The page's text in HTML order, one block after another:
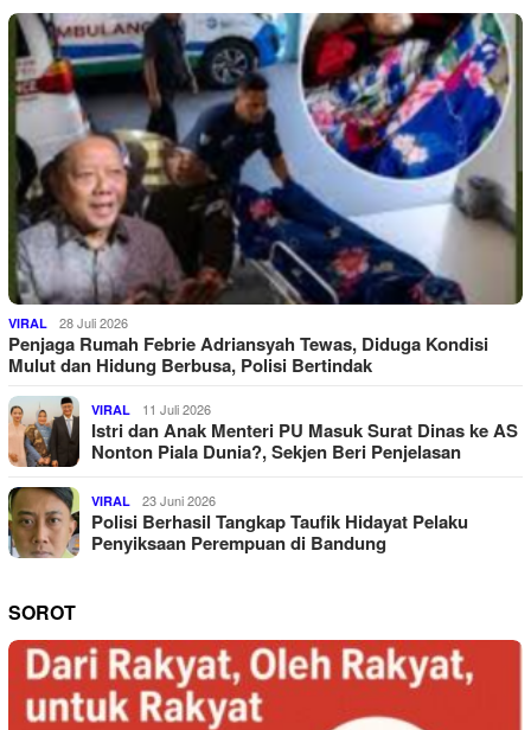
VIRAL 28 Juli 2026
Penjaga Rumah Febrie Adriansyah Tewas, Diduga Kondisi
Mulut dan Hidung Berbusa, Polisi Bertindak
VIRAL 11 Juli 2026
Istri dan Anak Menteri PU Masuk Surat Dinas ke AS
Nonton Piala Dunia?, Sekjen Beri Penjelasan
VIRAL 23 Juni 2026
Polisi Berhasil Tangkap Taufik Hidayat Pelaku
Penyiksaan Perempuan di Bandung
SOROT